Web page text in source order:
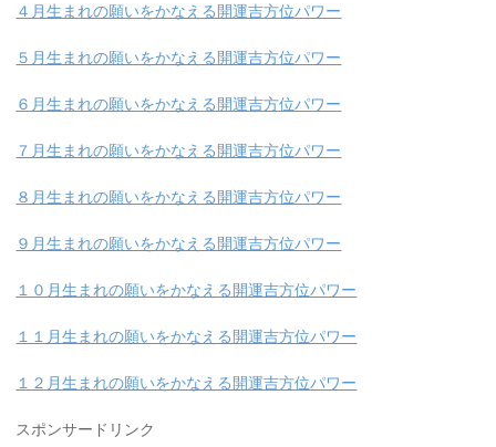
４月生まれの願いをかなえる開運吉方位パワー
５月生まれの願いをかなえる開運吉方位パワー
６月生まれの願いをかなえる開運吉方位パワー
７月生まれの願いをかなえる開運吉方位パワー
８月生まれの願いをかなえる開運吉方位パワー
９月生まれの願いをかなえる開運吉方位パワー
１０月生まれの願いをかなえる開運吉方位パワー
１１月生まれの願いをかなえる開運吉方位パワー
１２月生まれの願いをかなえる開運吉方位パワー
スポンサードリンク